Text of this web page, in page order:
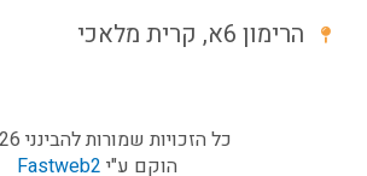
הרימון 6א, קרית מלאכי
כל הזכויות שמורות להבינני 2026©
הוקם ע"י Fastweb2